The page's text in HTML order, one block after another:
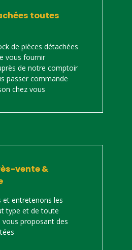
toutes
de pièces détachées
vous fournir
de notre comptoir
passer commande
chez vous
vente &
et entretenons les
type et de toute
vous proposant des